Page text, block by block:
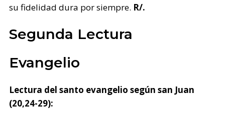
su fidelidad dura por siempre. R/.
Segunda Lectura
Evangelio
Lectura del santo evangelio según san Juan
(20,24-29):